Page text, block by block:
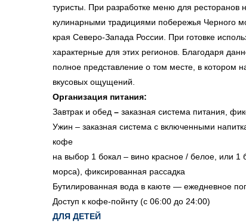
туристы. При разработке меню для ресторанов
кулинарными традициями побережья Черного
края Северо-Запада России. При готовке
характерные для этих регионов. Благодаря
полное представление о том месте, в котором
вкусовых ощущений.
Организация питания:
Завтрак и обед – заказная система питания,
Ужин – заказная система с включенными
кофе
на выбор 1 бокал – вино красное / белое, или 1
морса), фиксированная рассадка
Бутилированная вода в каюте — ежедневное
Доступ к кофе-пойнту (с 06:00 до 24:00)
ДЛЯ ДЕТЕЙ